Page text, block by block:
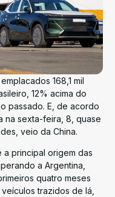
168,1 mil
12% acima do
passado. E, de acordo
na sexta-feira, 8, quase
veio da China.
a principal origem das
a Argentina,
quatro meses
trazidos de lá,